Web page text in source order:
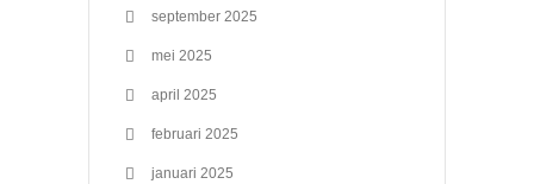
september 2025
mei 2025
april 2025
februari 2025
januari 2025